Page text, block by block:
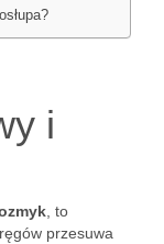
i
, to
przesuwa